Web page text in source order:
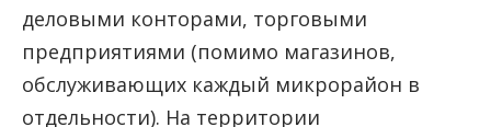
деловыми конторами, торговыми
предприятиями (помимо магазинов,
обслуживающих каждый микрорайон в
отдельности). На территории